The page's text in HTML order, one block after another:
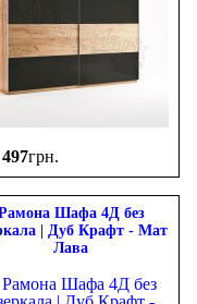
грн.
Шафа 4Д без
| Дуб Крафт - Мат
Лава